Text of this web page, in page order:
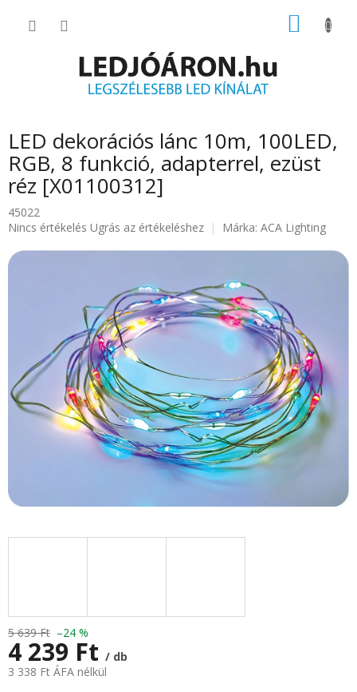
KOSÁR
LED dekorációs lánc 10m, 100LED,
RGB, 8 funkció, adapterrel, ezüst
réz [X01100312]
45022
A
átlagos
Nincs értékelés Ugrás az értékeléshez Márka: ACA Lighting
5 639 Ft –24 %
4 239 Ft / db
3 338 Ft ÁFA nélkül